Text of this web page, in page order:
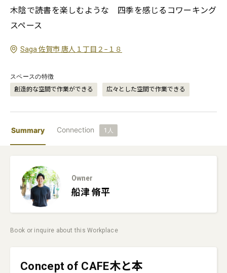
木陰で読書を楽しむような　四季を感じるコワーキング
スペース
Saga 佐賀市 唐人１丁目２−１８
スペースの特徴
創造的な空間で作業ができる 広々とした空間で作業できる
Summary Connection 1 人
Owner
船津脩平
Book or inquire about this Workplace
Concept of CAFE木と本